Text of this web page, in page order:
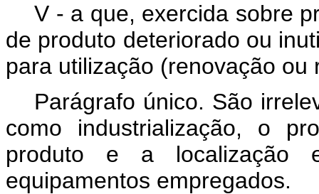
V - a que, exercida sobre
de produto deteriorado ou
para utilização (renovação ou
Parágrafo único. São
como industrialização, o
produto e a localização
equipamentos empregados.